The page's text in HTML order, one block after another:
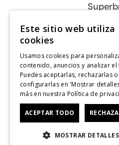
$39.990
¡Ofertas
¿Quieres adelantarte a lo
que ya viene? Regístrate,
primeros en conocer
Este sitio web utiliza
cookies
Usamos cookies para
contenido, anuncios y analizar el
Puedes aceptarlas, rechazarlas o
configurarlas en 'Mostrar
más en nuestra Política de
ACEPTAR TODO
MOSTRAR DETALLES